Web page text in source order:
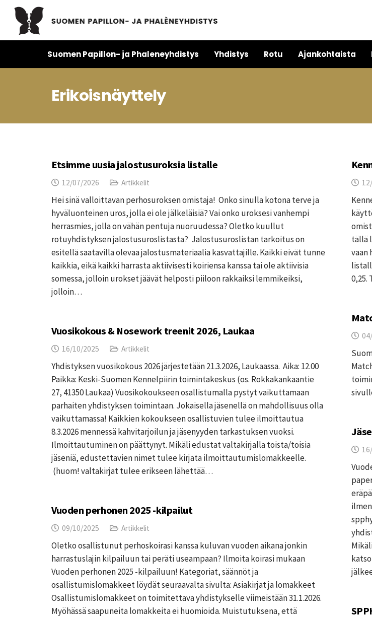
Suomen Papillon- ja Phaleneyhdistys Yhdistys Rotu Ajankohtaista
Erikoisnäyttely
Etsimme uusia jalostusuroksia listalle
12/07/2026 Artikkelit
Hei sinä valloittavan perhosuroksen omistaja! Onko sinulla kotona terve ja
hyväluonteinen uros, jolla ei ole jälkeläisiä? Vai onko uroksesi vanhempi
herrasmies, jolla on vähän pentuja nuoruudessa? Oletko kuullut
rotuyhdistyksen jalostusuroslistasta? Jalostusuroslistan tarkoitus on
esitellä saatavilla olevaa jalostusmateriaalia kasvattajille. Kaikki eivät tunne
kaikkia, eikä kaikki harrasta aktiivisesti koiriensa kanssa tai ole aktiivisia
somessa, jolloin urokset jäävät helposti piiloon rakkaiksi lemmikeiksi,
jolloin…
tällä
vaan
0,25.
Vuosikokous & Nosework treenit 2026, Laukaa
16/10/2025 Artikkelit
Yhdistyksen vuosikokous 2026 järjestetään 21.3.2026, Laukaassa. Aika: 12.00
Paikka: Keski-Suomen Kennelpiirin toimintakeskus (os. Rokkakankaantie
27, 41350 Laukaa) Vuosikokoukseen osallistumalla pystyt vaikuttamaan
parhaiten yhdistyksen toimintaan. Jokaisella jäsenellä on mahdollisuus olla
vaikuttamassa! Kaikkien kokoukseen osallistuvien tulee ilmoittautua
8.3.2026 mennessä kahvitarjoilun ja jäsenyyden tarkastuksen vuoksi.
Ilmoittautuminen on päättynyt. Mikäli edustat valtakirjalla toista/toisia
jäseniä, edustettavien nimet tulee kirjata ilmoittautumislomakkeelle.
(huom! valtakirjat tulee erikseen lähettää…
Vuoden perhonen 2025 -kilpailut
09/10/2025 Artikkelit
Oletko osallistunut perhoskoirasi kanssa kuluvan vuoden aikana jonkin
harrastuslajin kilpailuun tai peräti useampaan? Ilmoita koirasi mukaan
Vuoden perhonen 2025 -kilpailuun! Kategoriat, säännöt ja
osallistumislomakkeet löydät seuraavalta sivulta: Asiakirjat ja lomakkeet
Osallistumislomakkeet on toimitettava yhdistykselle viimeistään 31.1.2026.
Myöhässä saapuneita lomakkeita ei huomioida. Muistutuksena, että